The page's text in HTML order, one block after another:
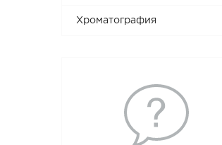
Хроматография